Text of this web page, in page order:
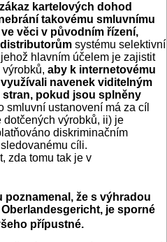
kartelových dohod
takovému smluvnímu
věci v původním řízení,
systému selektivní
hlavním účelem je zajistit
aby k internetovému
navenek viditelným
pokud jsou splněny
smluvní ustanovení má za cíl
výrobků, ii) je
diskriminačním
cíli.
zda tomu tak je v
že s výhradou
je sporné
přípustné.